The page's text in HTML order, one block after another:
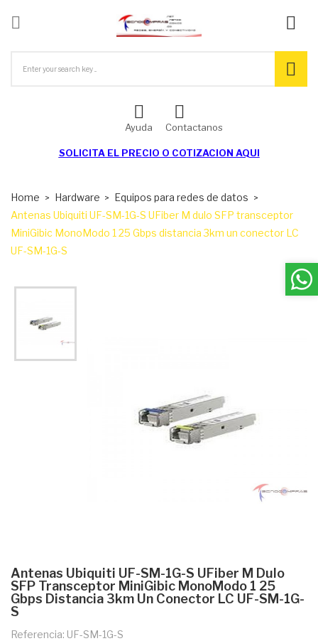

Ayuda Contactanos
SOLICITA EL PRECIO O COTIZACION AQUI
Home Hardware
Equipos para redes de datos
Antenas Ubiquiti UF-SM-1G-S UFiber M dulo SFP transceptor
MiniGibic MonoModo 1 25 Gbps distancia 3km un conector LC
UF-SM-1G-S
Antenas Ubiquiti UF-SM-1G-S UFiber M Dulo
SFP Transceptor MiniGibic MonoModo 1 25
Gbps Distancia 3km Un Conector LC UF-SM-1G-
S
Referencia: UF-SM-1G-S